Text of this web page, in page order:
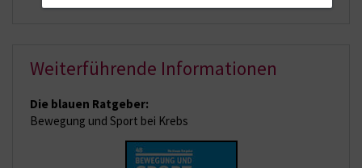
Weiterführende Informationen
Die blauen Ratgeber:
Bewegung und Sport bei Krebs